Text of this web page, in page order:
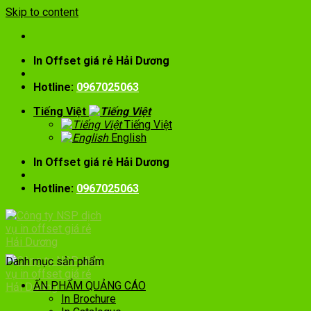
Skip to content
In Offset giá rẻ Hải Dương
Hotline: 0967025063
Tiếng Việt
Tiếng Việt
English
In Offset giá rẻ Hải Dương
Hotline: 0967025063
Danh mục sản phẩm
ẤN PHẨM QUẢNG CÁO
In Brochure